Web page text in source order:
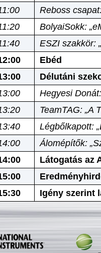
Reboss
BolyaiSokk:
ESZI szakkör:
Ebéd
Délutáni
Hegyesi
TeamTAG: „A
Légbőlkapott:
Álomépítők:
Látogatás az
Igény szerint